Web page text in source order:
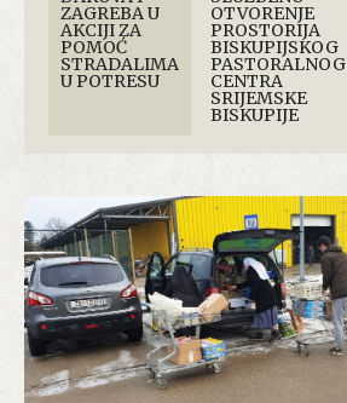
ZAGREBA U
AKCIJI ZA
POMOĆ
STRADALIMA
U POTRESU
OTVORENJE
PROSTORIJA
BISKUPIJSKOG
PASTORALNOG
CENTRA
SRIJEMSKE
BISKUPIJE